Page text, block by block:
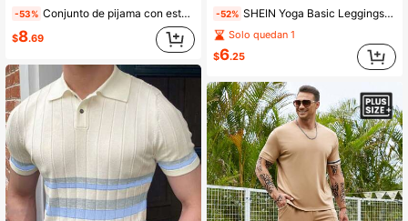
-53% Conjunto de pijama con estampado navideño, ropa de otoño e invierno
$8.69
-52% SHEIN Yoga Basic Leggings deportivos inconsútil control de barriga
Solo quedan 1
$6.25